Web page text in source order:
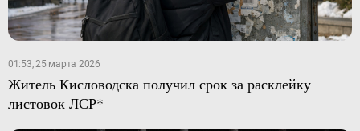
01:53, 25 марта 2026
Житель Кисловодска получил срок за расклейку
листовок ЛСР*